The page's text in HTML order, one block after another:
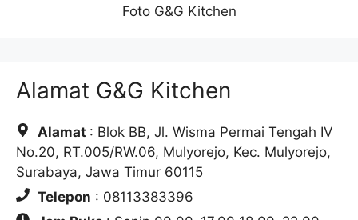
Foto G&G Kitchen
Alamat G&G Kitchen
Alamat : Blok BB, Jl. Wisma Permai Tengah IV
No.20, RT.005/RW.06, Mulyorejo, Kec. Mulyorejo,
Surabaya, Jawa Timur 60115
Telepon : 08113383396